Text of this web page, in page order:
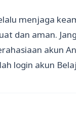
menjaga
dan aman.
akun
login akun